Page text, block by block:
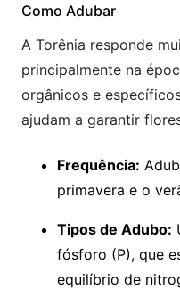
Como Adubar
A Torênia responde
principalmente na
orgânicos e
ajudam a garantir
Frequência:
primavera e o
Tipos de Adubo:
fósforo (P), que
equilíbrio de